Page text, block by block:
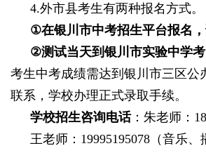
4.外市县考生有两种报名方式。
①在银川市中考招生平台报名
②测试当天到银川市实验中学
考生中考成绩需达到银川市三区
联系，学校办理正式录取手续。
学校招生咨询电话：朱老师：
王老师： 19995195078（音乐、